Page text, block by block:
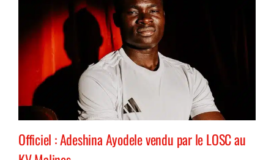
Officiel : Adeshina Ayodele vendu par le LOSC au